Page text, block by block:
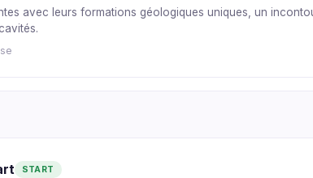
avec leurs formations géologiques uniques, un
START